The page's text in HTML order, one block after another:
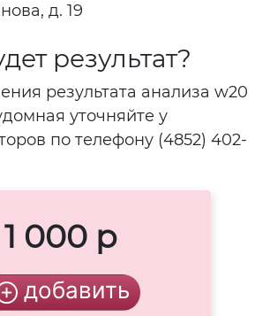
д. 19
результат?
результата анализа w20
уточняйте у
по телефону (4852) 402-
1 000 р